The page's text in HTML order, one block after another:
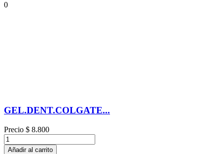
0
GEL.DENT.COLGATE...
Precio $ 8.800
Añadir al carrito